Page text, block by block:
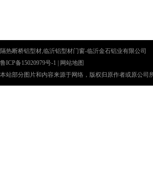
隔热断桥铝型材,临沂铝型材门窗-临沂金石铝业有限公司
鲁ICP备15020979号-1 | 网站地图
本站部分图片和内容来源于网络，版权归原作者或原公